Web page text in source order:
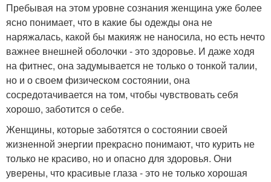
Пребывая на этом уровне сознания женщина уже более
ясно понимает, что в какие бы одежды она не
наряжалась, какой бы макияж не наносила, но есть нечто
важнее внешней оболочки - это здоровье. И даже ходя
на фитнес, она задумывается не только о тонкой талии,
но и о своем физическом состоянии, она
сосредотачивается на том, чтобы чувствовать себя
хорошо, заботится о себе.
Женщины, которые заботятся о состоянии своей
жизненной энергии прекрасно понимают, что курить не
только не красиво, но и опасно для здоровья. Они
уверены, что красивые глаза - это не только хорошая